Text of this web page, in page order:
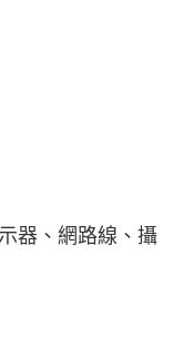
器、網路線、攝